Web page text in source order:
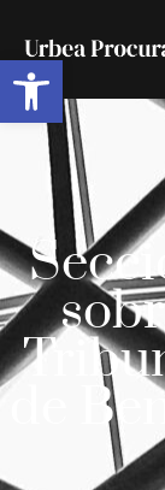
Abrir
de